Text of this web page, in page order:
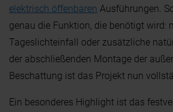
elektrisch öffenbaren Ausführungen.
genau die Funktion, die benötigt wird:
Tageslichteinfall oder zusätzliche
der abschließenden Montage der
Beschattung ist das Projekt nun
Ein besonderes Highlight ist das